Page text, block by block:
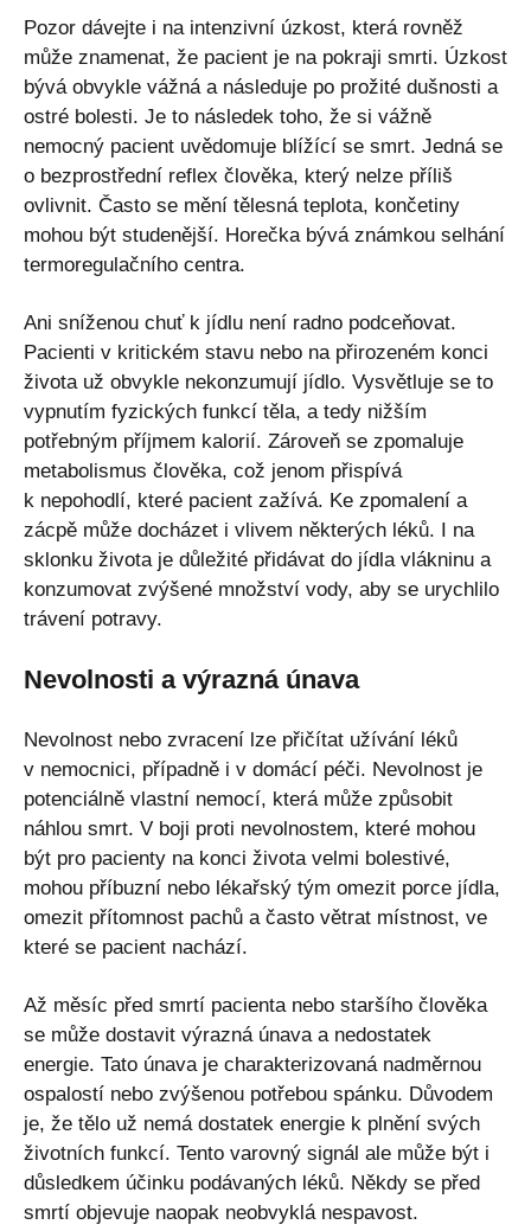
Pozor dávejte i na intenzivní úzkost, která rovněž
může znamenat, že pacient je na pokraji smrti. Úzkost
bývá obvykle vážná a následuje po prožité dušnosti a
ostré bolesti. Je to následek toho, že si vážně
nemocný pacient uvědomuje blížící se smrt. Jedná se
o bezprostřední reflex člověka, který nelze příliš
ovlivnit. Často se mění tělesná teplota, končetiny
mohou být studenější. Horečka bývá známkou selhání
termoregulačního centra.
Ani sníženou chuť k jídlu není radno podceňovat.
Pacienti v kritickém stavu nebo na přirozeném konci
života už obvykle nekonzumují jídlo. Vysvětluje se to
vypnutím fyzických funkcí těla, a tedy nižším
potřebným příjmem kalorií. Zároveň se zpomaluje
metabolismus člověka, což jenom přispívá
k nepohodlí, které pacient zažívá. Ke zpomalení a
zácpě může docházet i vlivem některých léků. I na
sklonku života je důležité přidávat do jídla vlákninu a
konzumovat zvýšené množství vody, aby se urychlilo
trávení potravy.
Nevolnosti a výrazná únava
Nevolnost nebo zvracení lze přičítat užívání léků
v nemocnici, případně i v domácí péči. Nevolnost je
potenciálně vlastní nemocí, která může způsobit
náhlou smrt. V boji proti nevolnostem, které mohou
být pro pacienty na konci života velmi bolestivé,
mohou příbuzní nebo lékařský tým omezit porce jídla,
omezit přítomnost pachů a často větrat místnost, ve
které se pacient nachází.
Až měsíc před smrtí pacienta nebo staršího člověka
se může dostavit výrazná únava a nedostatek
energie. Tato únava je charakterizovaná nadměrnou
ospalostí nebo zvýšenou potřebou spánku. Důvodem
je, že tělo už nemá dostatek energie k plnění svých
životních funkcí. Tento varovný signál ale může být i
důsledkem účinku podávaných léků. Někdy se před
smrtí objevuje naopak neobvyklá nespavost.